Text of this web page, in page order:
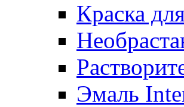
Краска
Эмаль